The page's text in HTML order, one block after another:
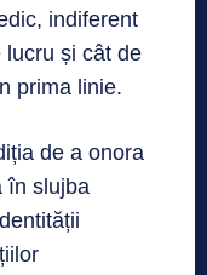
indiferent
lucru și cât de
prima linie.
de a onora
în slujba